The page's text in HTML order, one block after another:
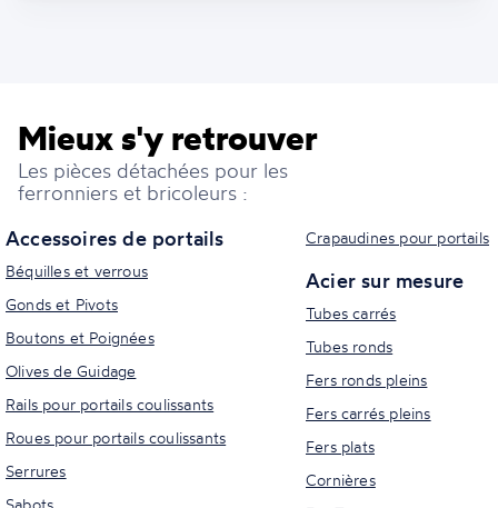
Mieux s'y retrouver
Les pièces détachées pour les
ferronniers et bricoleurs :
Accessoires de portails
Béquilles et verrous
Gonds et Pivots
Boutons et Poignées
Olives de Guidage
Rails pour portails coulissants
Roues pour portails coulissants
Serrures
Crapaudines pour portails
Acier sur mesure
Tubes carrés
Tubes ronds
Fers ronds pleins
Fers carrés pleins
Fers plats
Cornières